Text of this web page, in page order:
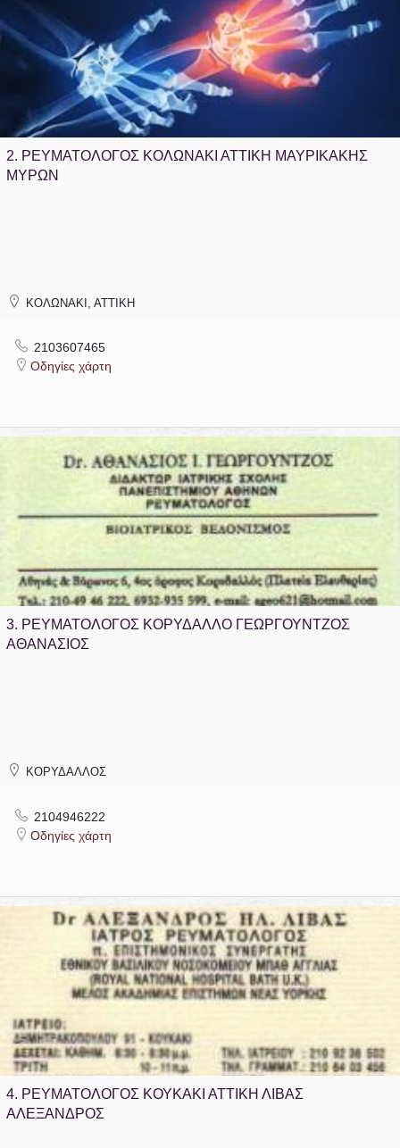
2. ΡΕΥΜΑΤΟΛΟΓΟΣ ΚΟΛΩΝΑΚΙ ΑΤΤΙΚΗ ΜΑΥΡΙΚΑΚΗΣ
ΜΥΡΩΝ
ΚΟΛΩΝΑΚΙ, ΑΤΤΙΚΗ
2103607465
Οδηγίες χάρτη
3. ΡΕΥΜΑΤΟΛΟΓΟΣ ΚΟΡΥΔΑΛΛΟ ΓΕΩΡΓΟΥΝΤΖΟΣ
ΑΘΑΝΑΣΙΟΣ
ΚΟΡΥΔΑΛΛΟΣ
2104946222
Οδηγίες χάρτη
4. ΡΕΥΜΑΤΟΛΟΓΟΣ ΚΟΥΚΑΚΙ ΑΤΤΙΚΗ ΛΙΒΑΣ
ΑΛΕΞΑΝΔΡΟΣ